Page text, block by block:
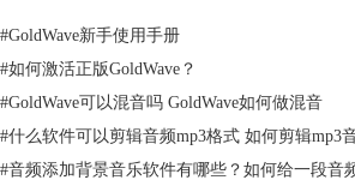
#GoldWave新手使用手册
#如何激活正版GoldWave？
#GoldWave可以混音吗 GoldWave如何做混音
#什么软件可以剪辑音频mp3格式 如何剪辑mp3
#音频添加背景音乐软件有哪些？如何给一段音